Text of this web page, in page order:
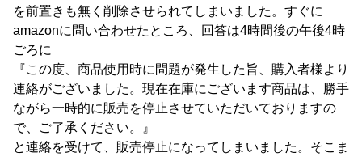
を前置きも無く削除させられてしまいました。すぐに
amazonに問い合わせたところ、回答は4時間後の午後4時
ごろに
『この度、商品使用時に問題が発生した旨、購入者様より
連絡がございました。現在在庫にございます商品は、勝手
ながら一時的に販売を停止させていただいておりますの
で、ご了承ください。』
と連絡を受けて、販売停止になってしまいました。そこま